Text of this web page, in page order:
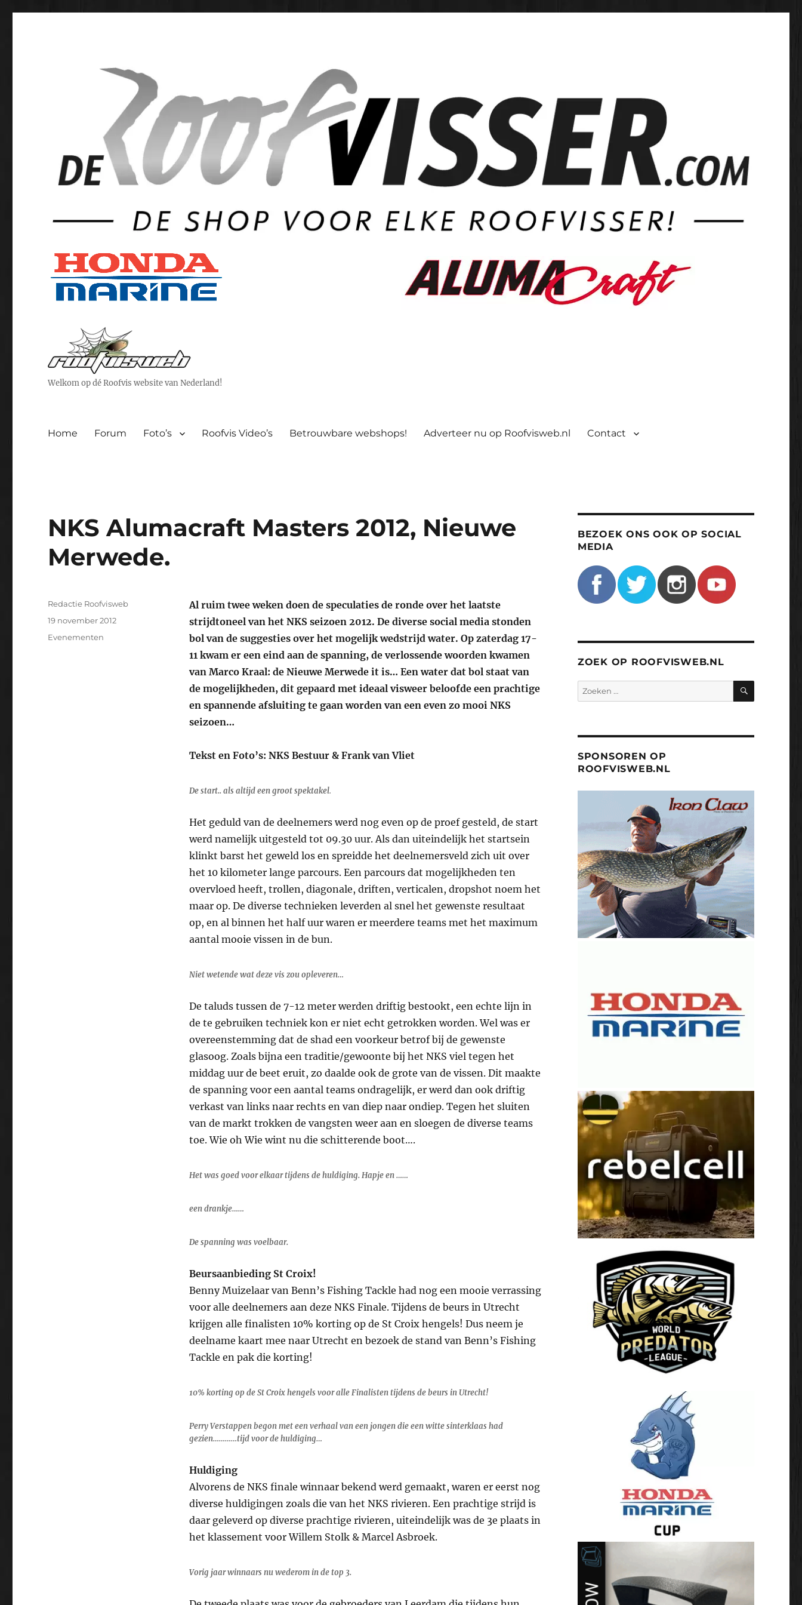
Welkom op dé Roofvis website van Nederland!
Home Forum Foto’s Roofvis Video’s Betrouwbare webshops! Adverteer nu op Roofvisweb.nl Contact
NKS Alumacraft Masters 2012, Nieuwe
Merwede.
Al ruim twee weken doen de speculaties de ronde over het laatste
strijdtoneel van het NKS seizoen 2012. De diverse social media stonden
bol van de suggesties over het mogelijk wedstrijd water. Op zaterdag 17-
11 kwam er een eind aan de spanning, de verlossende woorden kwamen
van Marco Kraal: de Nieuwe Merwede it is… Een water dat bol staat van
de mogelijkheden, dit gepaard met ideaal visweer beloofde een prachtige
en spannende afsluiting te gaan worden van een even zo mooi NKS
seizoen…
Tekst en Foto’s: NKS Bestuur & Frank van Vliet
De start.. als altijd een groot spektakel.
Het geduld van de deelnemers werd nog even op de proef gesteld, de start
werd namelijk uitgesteld tot 09.30 uur. Als dan uiteindelijk het startsein
klinkt barst het geweld los en spreidde het deelnemersveld zich uit over
het 10 kilometer lange parcours. Een parcours dat mogelijkheden ten
overvloed heeft, trollen, diagonale, driften, verticalen, dropshot noem het
maar op. De diverse technieken leverden al snel het gewenste resultaat
op, en al binnen het half uur waren er meerdere teams met het maximum
aantal mooie vissen in de bun.
Niet wetende wat deze vis zou opleveren…
De taluds tussen de 7-12 meter werden driftig bestookt, een echte lijn in
de te gebruiken techniek kon er niet echt getrokken worden. Wel was er
overeenstemming dat de shad een voorkeur betrof bij de gewenste
glasoog. Zoals bijna een traditie/gewoonte bij het NKS viel tegen het
middag uur de beet eruit, zo daalde ook de grote van de vissen. Dit maakte
de spanning voor een aantal teams ondragelijk, er werd dan ook driftig
verkast van links naar rechts en van diep naar ondiep. Tegen het sluiten
van de markt trokken de vangsten weer aan en sloegen de diverse teams
toe. Wie oh Wie wint nu die schitterende boot….
Het was goed voor elkaar tijdens de huldiging. Hapje en ……
een drankje……
De spanning was voelbaar.
Beursaanbieding St Croix!
Benny Muizelaar van Benn’s Fishing Tackle had nog een mooie verrassing
voor alle deelnemers aan deze NKS Finale. Tijdens de beurs in Utrecht
krijgen alle finalisten 10% korting op de St Croix hengels! Dus neem je
deelname kaart mee naar Utrecht en bezoek de stand van Benn’s Fishing
Tackle en pak die korting!
10% korting op de St Croix hengels voor alle Finalisten tijdens de beurs in Utrecht!
Perry Verstappen begon met een verhaal van een jongen die een witte sinterklaas had
gezien…………tijd voor de huldiging…
Huldiging
Alvorens de NKS finale winnaar bekend werd gemaakt, waren er eerst nog
diverse huldigingen zoals die van het NKS rivieren. Een prachtige strijd is
daar geleverd op diverse prachtige rivieren, uiteindelijk was de 3e plaats in
het klassement voor Willem Stolk & Marcel Asbroek.
Vorig jaar winnaars nu wederom in de top 3.
Auteur
Redactie Roofvisweb
Geplaatst
19 november 2012
Categorieën
Evenementen
BEZOEK ONS OOK OP SOCIAL
MEDIA
ZOEK OP ROOFVISWEB.NL
Zoeken
naar:
ZOEKEN
SPONSOREN OP
ROOFVISWEB.NL